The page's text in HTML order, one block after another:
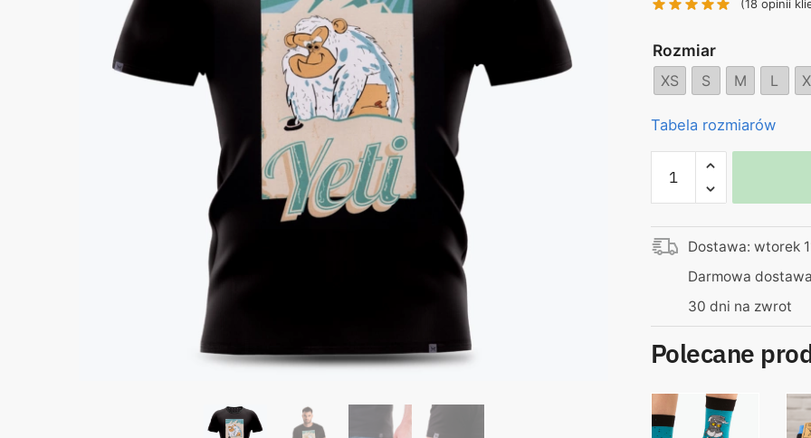
130,00 zł.
(18 opinii
Rozmiar
XS S M L
Tabela rozmiarów
Koszulka
Yeti
-
śnieżny
koczkodan
Dostawa: wtorek
Darmowa
30 dni na zwrot
Polecane